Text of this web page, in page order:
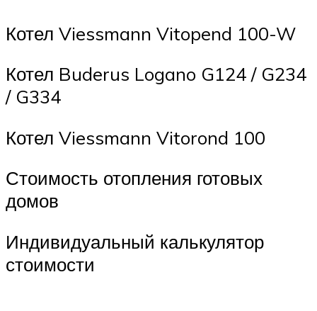
Котел Viessmann Vitopend 100-W
Котел Buderus Logano G124 / G234
/ G334
Котел Viessmann Vitorond 100
Стоимость отопления готовых
домов
Индивидуальный калькулятор
стоимости